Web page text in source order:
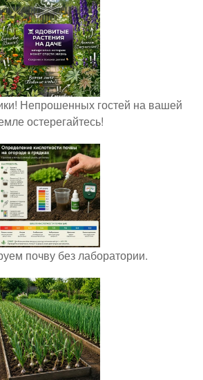
Непрошенных гостей на вашей
остерегайтесь!
почву без лаборатории.